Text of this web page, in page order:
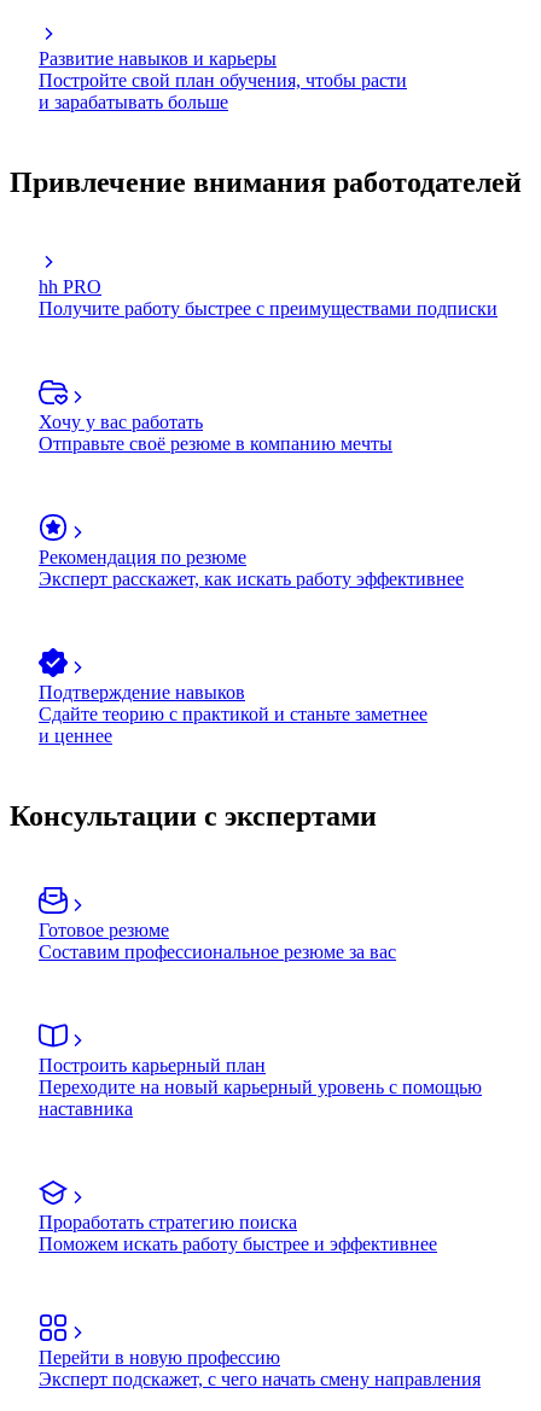
Развитие навыков и карьеры
Постройте свой план обучения, чтобы расти
и зарабатывать больше
Привлечение внимания работодателей
hh PRO
Получите работу быстрее с преимуществами подписки
Хочу у вас работать
Отправьте своё резюме в компанию мечты
Рекомендация по резюме
Эксперт расскажет, как искать работу эффективнее
Подтверждение навыков
Сдайте теорию с практикой и станьте заметнее
и ценнее
Консультации с экспертами
Готовое резюме
Составим профессиональное резюме за вас
Построить карьерный план
Переходите на новый карьерный уровень с помощью
наставника
Проработать стратегию поиска
Поможем искать работу быстрее и эффективнее
Перейти в новую профессию
Эксперт подскажет, с чего начать смену направления